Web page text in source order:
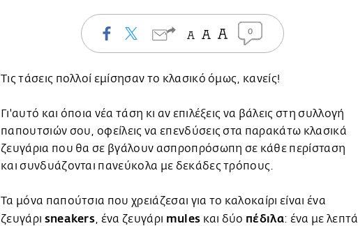
0
Τις τάσεις πολλοί εμίσησαν το κλασικό όμως, κανείς!
Γι'αυτό και όποια νέα τάση κι αν επιλέξεις να βάλεις στη συλλογή
παπουτσιών σου, οφείλεις να επενδύσεις στα παρακάτω κλασικά
ζευγάρια που θα σε βγάλουν ασπροπρόσωπη σε κάθε περίσταση
και συνδυάζονται πανεύκολα με δεκάδες τρόπους.
Τα μόνα παπούτσια που χρειάζεσαι για το καλοκαίρι είναι ένα
ζευγάρι sneakers, ένα ζευγάρι mules και δύο πέδιλα: ένα με λεπτά